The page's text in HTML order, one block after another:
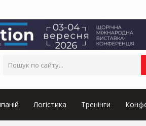
Логістика Тренінги